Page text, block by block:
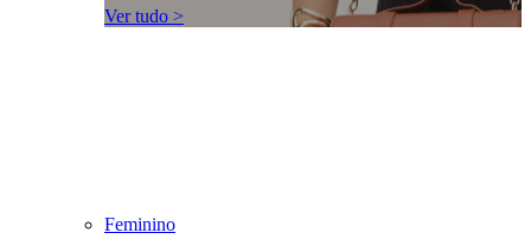
Ver tudo >
Feminino